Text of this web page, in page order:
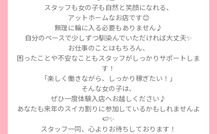
スタッフも女の子も自然と笑顔になれる、
アットホームなお店です😊
無理に輪に入る必要もありません♪
自分のペースで少しずつ馴染んでいただければ大丈夫✨
お仕事のことはもちろん、
困ったことや不安なこともスタッフがしっかりサポートしま
す！
「楽しく働きながら、しっかり稼ぎたい！」
そんな女の子は、
ぜひ一度体験入店へお越しください♪
あなたも来年のスイカ割りに参加しているかもしれませんよ
🍉✨
スタッフ一同、心よりお待ちしております！